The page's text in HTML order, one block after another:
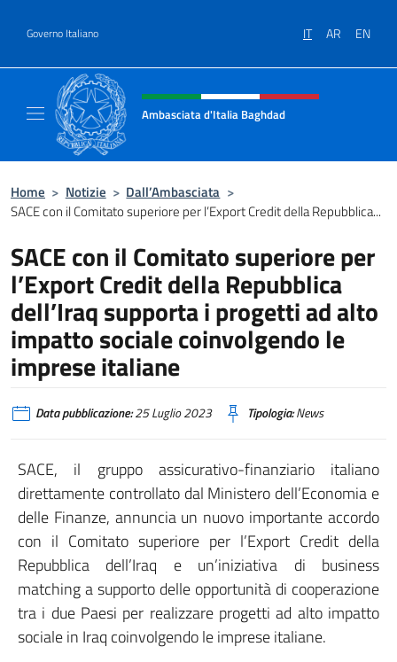
Governo Italiano IT AR EN
Intestazione sito, social e menù
Ambasciata d'Italia Baghdad
Home > Notizie > Dall’Ambasciata >
SACE con il Comitato superiore per l’Export Credit della Repubblica...
SACE con il Comitato superiore per
l’Export Credit della Repubblica
dell’Iraq supporta i progetti ad alto
impatto sociale coinvolgendo le
imprese italiane
Data pubblicazione:25 Luglio 2023 Tipologia:News
SACE, il gruppo assicurativo-finanziario italiano
direttamente controllato dal Ministero dell’Economia e
delle Finanze, annuncia un nuovo importante accordo
con il Comitato superiore per l’Export Credit della
Repubblica dell’Iraq e un’iniziativa di business
matching a supporto delle opportunità di cooperazione
tra i due Paesi per realizzare progetti ad alto impatto
sociale in Iraq coinvolgendo le imprese italiane.